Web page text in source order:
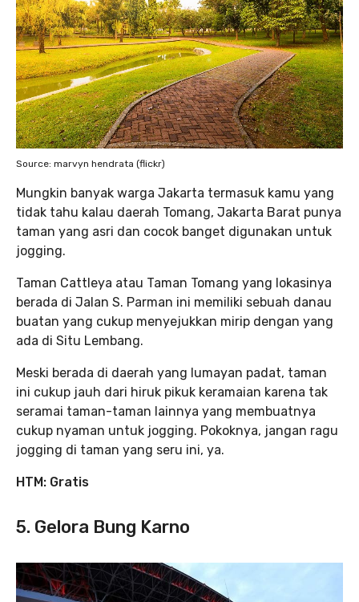
Source: marvyn hendrata (flickr)
Mungkin banyak warga Jakarta termasuk kamu yang
tidak tahu kalau daerah Tomang, Jakarta Barat punya
taman yang asri dan cocok banget digunakan untuk
jogging.
Taman Cattleya atau Taman Tomang yang lokasinya
berada di Jalan S. Parman ini memiliki sebuah danau
buatan yang cukup menyejukkan mirip dengan yang
ada di Situ Lembang.
Meski berada di daerah yang lumayan padat, taman
ini cukup jauh dari hiruk pikuk keramaian karena tak
seramai taman-taman lainnya yang membuatnya
cukup nyaman untuk jogging. Pokoknya, jangan ragu
jogging di taman yang seru ini, ya.
HTM: Gratis
5. Gelora Bung Karno